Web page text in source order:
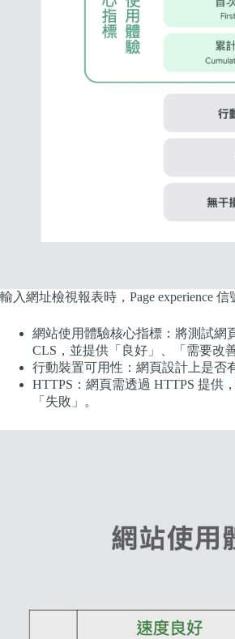
輸入網址檢視報表時，​​Page experience
網站使用體驗核心指標：將測試網
CLS，並提供「良好」、「需要改
行動裝置可用性：網頁設計上是否
HTTPS：網頁需透過 HTTPS 提供
「失敗」。